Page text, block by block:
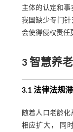
主体的认定和
我国缺少专门
会使得侵权责任
3 智慧养
3.1 法律法规
随着人口老龄
相应扩大， 同